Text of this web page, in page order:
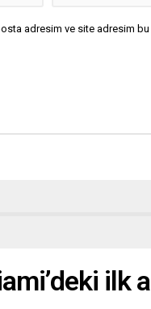
adresim ve site adresim bu
ilk